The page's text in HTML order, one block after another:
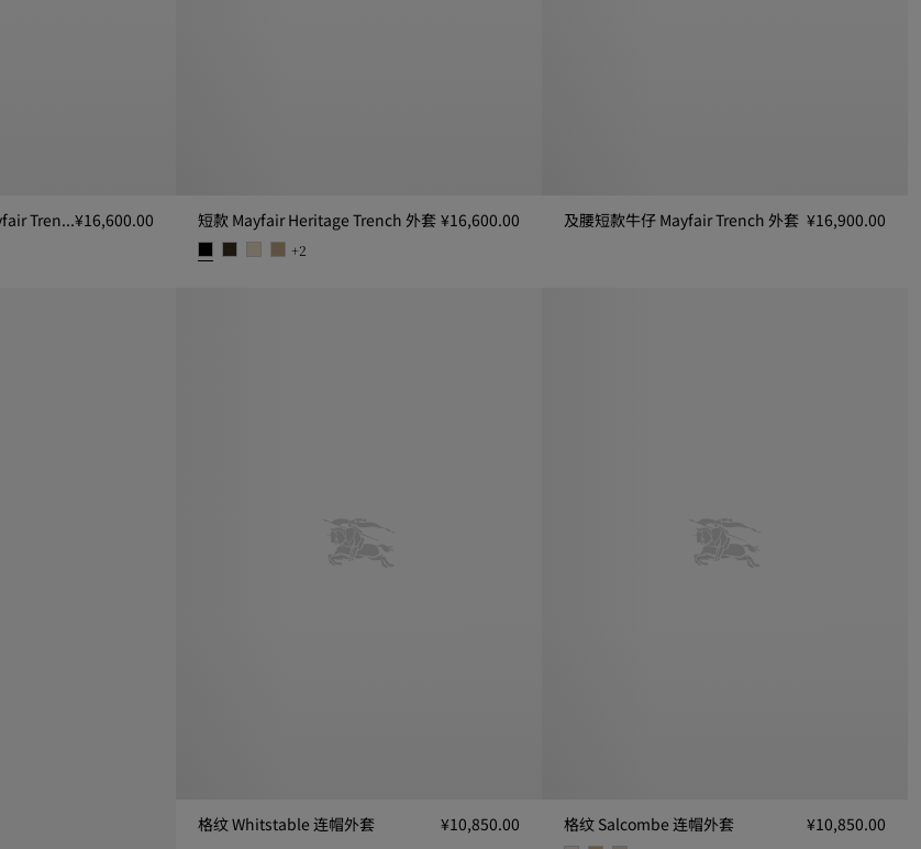
及腰短款轻薄嘎巴甸 Mayfair Trench 外套¥16,600.00 短款 Mayfair Heritage Trench 外套 ¥16,600.00
+2
及腰短款牛仔 Mayfair Trench 外套 ¥16,900.00
格纹 Whitstable 连帽外套
¥10,850.00
格纹 Salcombe 连帽外套 ¥10,850.00